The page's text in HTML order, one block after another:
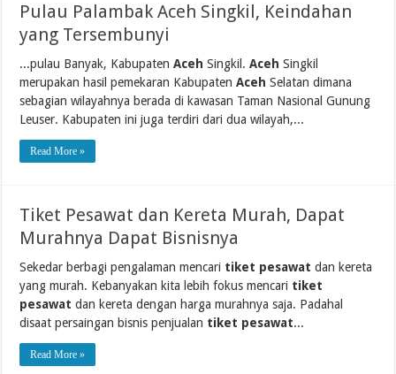
Pulau Palambak Aceh Singkil, Keindahan
yang Tersembunyi
...pulau Banyak, KabupatenAceh Singkil.Aceh Singkil
merupakan hasil pemekaran KabupatenAceh Selatan dimana
sebagian wilayahnya berada di kawasan Taman Nasional Gunung
Leuser. Kabupaten ini juga terdiri dari dua wilayah,...
Read More »
Tiket Pesawat dan Kereta Murah, Dapat
Murahnya Dapat Bisnisnya
Sekedar berbagi pengalaman mencari tiket pesawat dan kereta
yang murah. Kebanyakan kita lebih fokus mencari tiket
pesawat dan kereta dengan harga murahnya saja. Padahal
disaat persaingan bisnis penjualan tiket pesawat...
Read More »